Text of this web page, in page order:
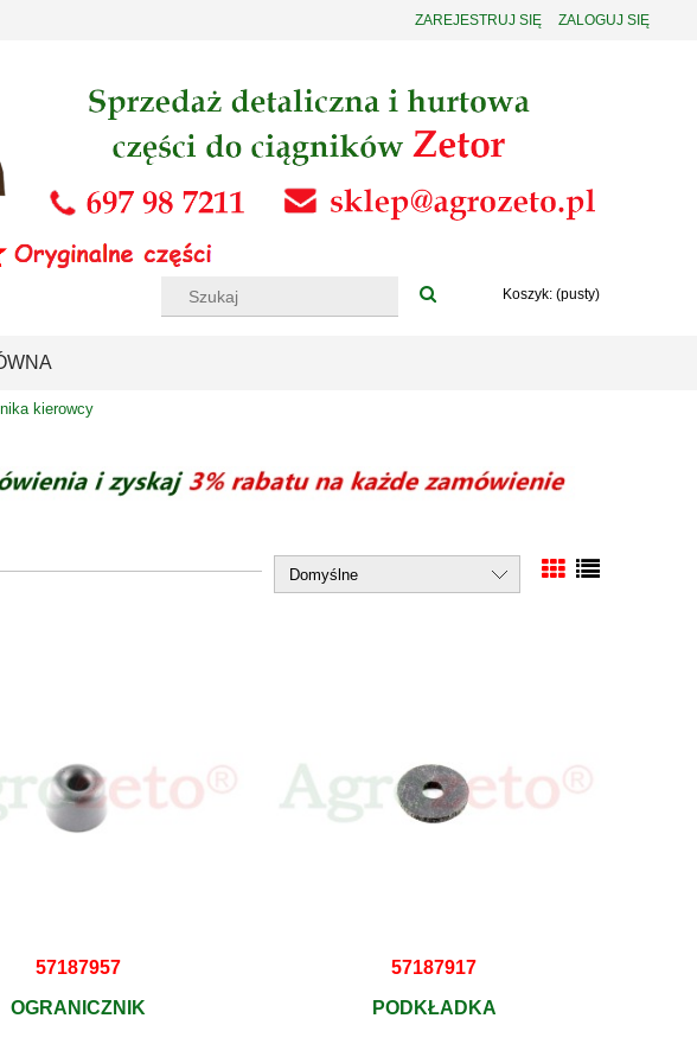
ZAREJESTRUJ SIĘ ZALOGUJ SIĘ
Koszyk: (pusty)
kierowcy
57187957
OGRANICZNIK
57187917
PODKŁADKA